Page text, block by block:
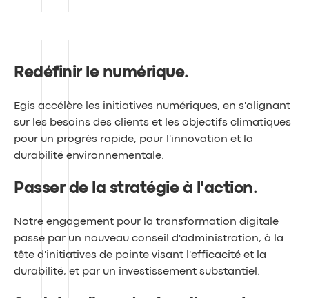
Redéfinir le numérique.
Egis accélère les initiatives numériques, en s'alignant
sur les besoins des clients et les objectifs climatiques
pour un progrès rapide, pour l'innovation et la
durabilité environnementale.
Passer de la stratégie à l'action.
Notre engagement pour la transformation digitale
passe par un nouveau conseil d'administration, à la
tête d'initiatives de pointe visant l'efficacité et la
durabilité, et par un investissement substantiel.